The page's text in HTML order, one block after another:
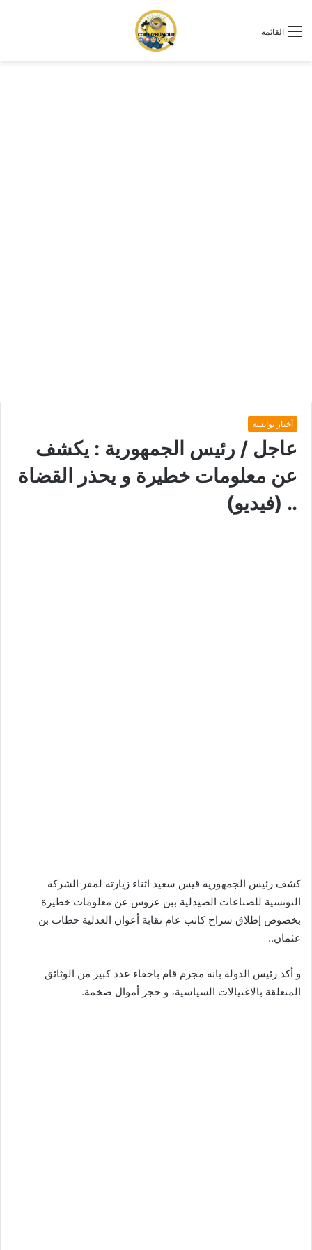
القائمة
أخبار توانسة
عاجل / رئيس الجمهورية : يكشف
عن معلومات خطيرة و يحذر القضاة
.. (فيديو)
كشف رئيس الجمهورية قيس سعيد اثناء زيارته لمقر الشركة
التونسية للصناعات الصيدلية ببن عروس عن معلومات خطيرة
بخصوص إطلاق سراح كاتب عام نقابة أعوان العدلية حطاب بن
عثمان..
و أكد رئيس الدولة بانه مجرم قام باخفاء عدد كبير من الوثائق
المتعلقة بالاغتيالات السياسية، و حجز أموال ضخمة.